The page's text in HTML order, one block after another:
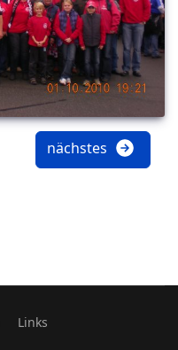
nächstes
Links